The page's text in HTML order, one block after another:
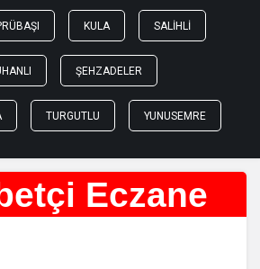
KULA SALIHLI
ŞEHZADELER
TURGUTLU YUNUSEMRE
Eczane